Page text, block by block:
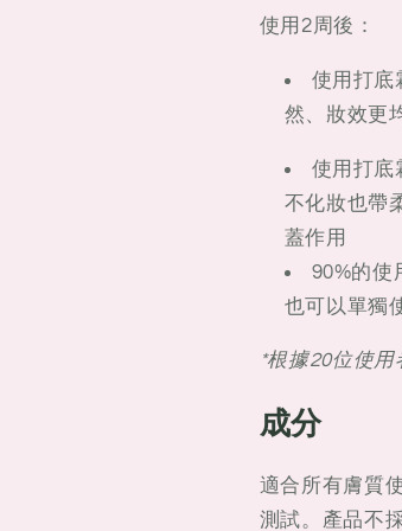
使用2周後：
使用打底
然、妝效更
使用打底
不化妝也帶
蓋作用
90%的使
也可以單獨
*根據20位使用
成分
適合所有膚質
測試。產品不